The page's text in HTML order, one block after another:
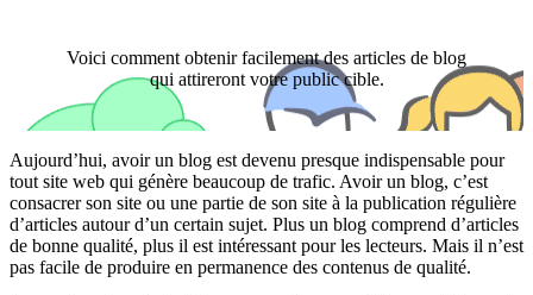
Voici comment obtenir facilement des articles de blog
qui attireront votre public cible.
Aujourd’hui, avoir un blog est devenu presque indispensable pour
tout site web qui génère beaucoup de trafic. Avoir un blog, c’est
consacrer son site ou une partie de son site à la publication régulière
d’articles autour d’un certain sujet. Plus un blog comprend d’articles
de bonne qualité, plus il est intéressant pour les lecteurs. Mais il n’est
pas facile de produire en permanence des contenus de qualité.